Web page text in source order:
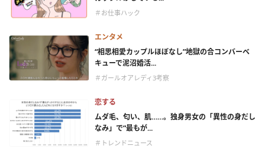
＃お仕事ハック
エンタメ
“相思相愛カップルほぼなし”地獄の合コンバーベ
キューで泥沼婚活...
＃ガールオアレディ3考察
恋する
ムダ毛、匂い、肌……。独身男女の「異性の身だし
なみ」で“最もが...
＃トレンドニュース